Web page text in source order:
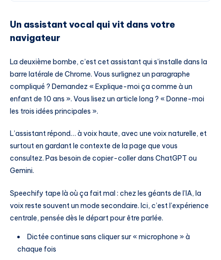
Un assistant vocal qui vit dans votre
navigateur
La deuxième bombe, c’est cet assistant qui s’installe dans la
barre latérale de Chrome. Vous surlignez un paragraphe
compliqué ? Demandez « Explique-moi ça comme à un
enfant de 10 ans ». Vous lisez un article long ? « Donne-moi
les trois idées principales ».
L’assistant répond… à voix haute, avec une voix naturelle, et
surtout en gardant le contexte de la page que vous
consultez. Pas besoin de copier-coller dans ChatGPT ou
Gemini.
Speechify tape là où ça fait mal : chez les géants de l’IA, la
voix reste souvent un mode secondaire. Ici, c’est l’expérience
centrale, pensée dès le départ pour être parlée.
Dictée continue sans cliquer sur « microphone » à
chaque fois